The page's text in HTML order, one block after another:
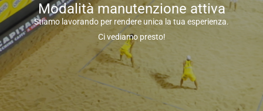
Modalità manutenzione attiva
Stiamo lavorando per rendere unica la tua esperienza.
Ci vediamo presto!